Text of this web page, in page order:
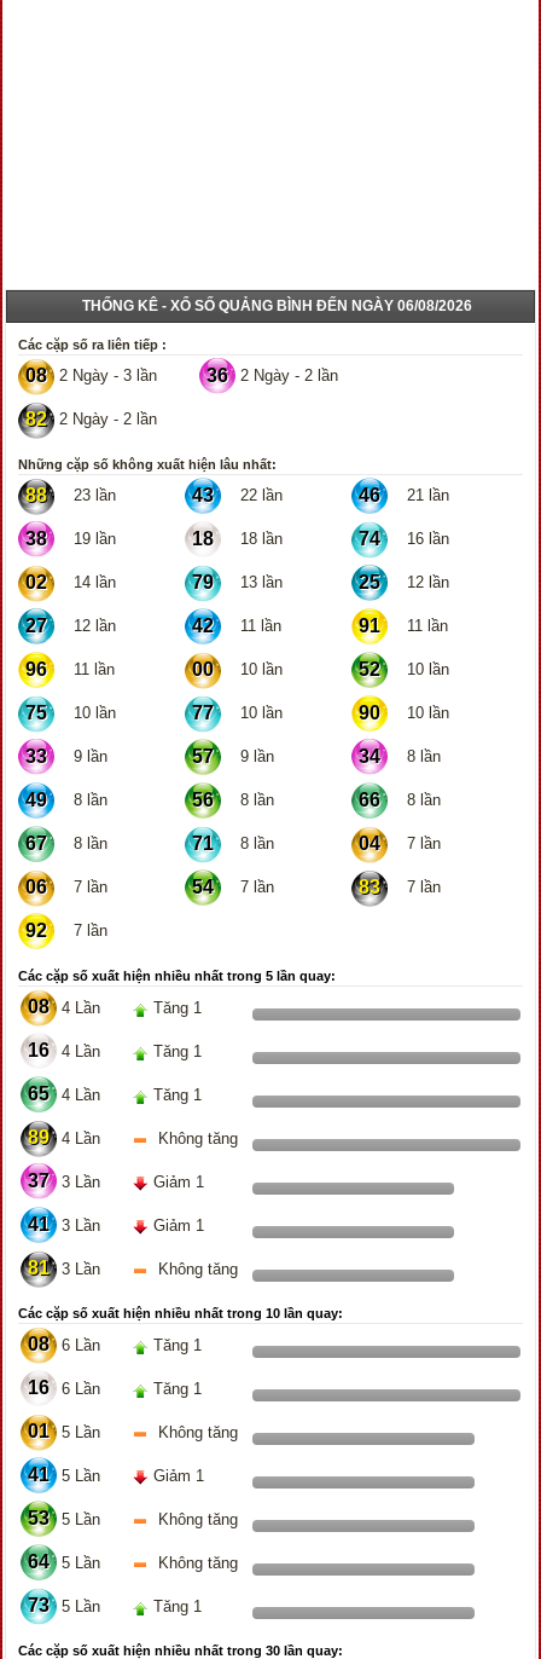
THỐNG KÊ - XỔ SỐ QUẢNG BÌNH ĐẾN NGÀY 06/08/2026
Các cặp số ra liên tiếp :
08 2 Ngày - 3 lần 36 2 Ngày - 2 lần
82 2 Ngày - 2 lần
Những cặp số không xuất hiện lâu nhất:
88 23 lần 43 22 lần 46 21 lần
38 19 lần 18 18 lần 74 16 lần
02 14 lần 79 13 lần 25 12 lần
27 12 lần 42 11 lần 91 11 lần
96 11 lần 00 10 lần 52 10 lần
75 10 lần 77 10 lần 90 10 lần
33 9 lần 57 9 lần 34 8 lần
49 8 lần 56 8 lần 66 8 lần
67 8 lần 71 8 lần 04 7 lần
06 7 lần 54 7 lần 83 7 lần
92 7 lần
Các cặp số xuất hiện nhiều nhất trong 5 lần quay:
08 4 Lần Tăng 1
16 4 Lần Tăng 1
65 4 Lần Tăng 1
89 4 Lần Không tăng
37 3 Lần Giảm 1
41 3 Lần Giảm 1
81 3 Lần Không tăng
Các cặp số xuất hiện nhiều nhất trong 10 lần quay:
08 6 Lần Tăng 1
16 6 Lần Tăng 1
01 5 Lần Không tăng
41 5 Lần Giảm 1
53 5 Lần Không tăng
64 5 Lần Không tăng
73 5 Lần Tăng 1
Các cặp số xuất hiện nhiều nhất trong 30 lần quay: